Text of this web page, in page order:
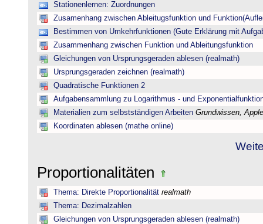
Stationenlernen: Zuordnungen
Zusamenhang zwischen Ableitugsfunktion und
Bestimmen von Umkehrfunktionen (Gute Erklärung mit
Zusammenhang zwischen Funktion und Ableitungsfunktion
Gleichungen von Ursprungsgeraden ablesen (realmath)
Ursprungsgeraden zeichnen (realmath)
Quadratische Funktionen 2
Aufgabensammlung zu Logarithmus - und
Materialien zum selbstständigen Arbeiten Grundwissen,
Koordinaten ablesen (mathe online)
Proportionalitäten
Thema: Direkte Proportionalität realmath
Thema: Dezimalzahlen
Gleichungen von Ursprungsgeraden ablesen (realmath)